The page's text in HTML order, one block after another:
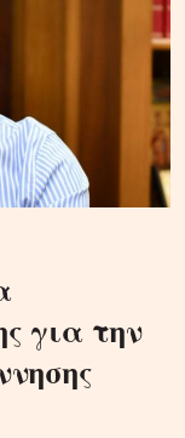
για την